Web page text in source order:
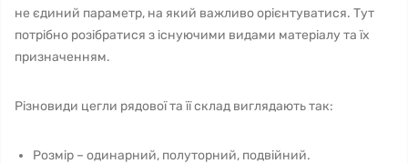
не єдиний параметр, на який важливо орієнтуватися. Тут
потрібно розібратися з існуючими видами матеріалу та їх
призначенням.
Різновиди цегли рядової та її склад виглядають так:
Розмір – одинарний, полуторний, подвійний.